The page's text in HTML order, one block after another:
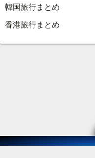
韓国旅行まとめ
香港旅行まとめ